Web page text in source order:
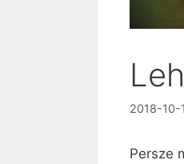
2018-10-
Persze